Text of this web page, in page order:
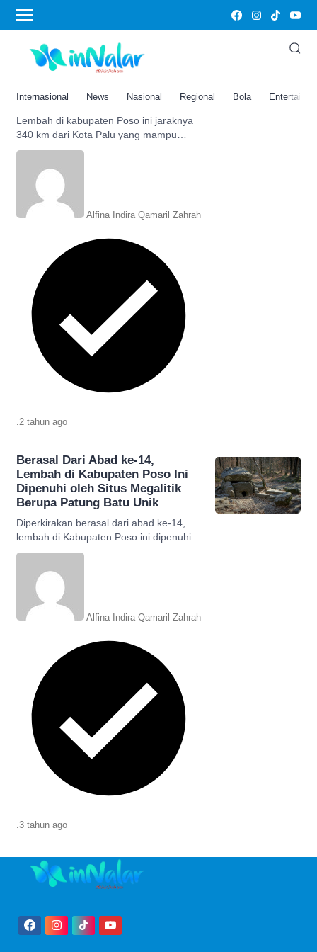
Internasional News Nasional Regional Bola
Lembah Bada
340 Km dari Kota Palu, Lembah
di Kabupaten Poso Ini Membawa
Era Megalitikum
Lembah di kabupaten Poso ini jaraknya
340 km dari Kota Palu yang mampu
membawa kita memasuki mesin waktu
Alfina Indira Qamaril Zahrah
.2 tahun ago
Berasal Dari Abad ke-14,
Lembah di Kabupaten Poso Ini
Dipenuhi oleh Situs Megalitik
Berupa Patung Batu Unik
Diperkirakan berasal dari abad ke-14,
lembah di Kabupaten Poso ini dipenuhi
oleh puluhan situs megalitik berupa
Alfina Indira Qamaril Zahrah
3 tahun ago